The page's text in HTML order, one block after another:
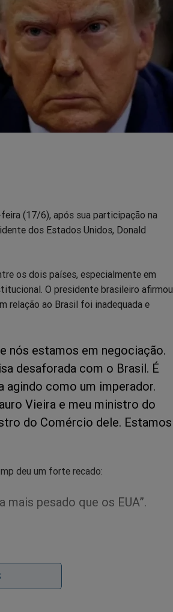
(17/6), após sua participação na
dos Estados Unidos, Donald
os dois países, especialmente em
O presidente brasileiro afirmou
relação ao Brasil foi inadequada e
nós estamos em negociação.
desaforada com o Brasil. É
agindo como um imperador.
Vieira e meu ministro do
do Comércio dele. Estamos
deu um forte recado:
mais pesado que os EUA”.
Tudo isso por lutar por um país